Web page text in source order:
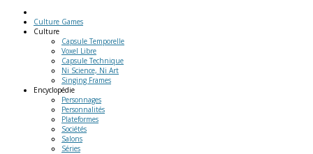
Culture Games
Culture
Capsule Temporelle
Voxel Libre
Capsule Technique
Ni Science, Ni Art
Singing Frames
Encyclopédie
Personnages
Personnalités
Plateformes
Sociétés
Salons
Séries